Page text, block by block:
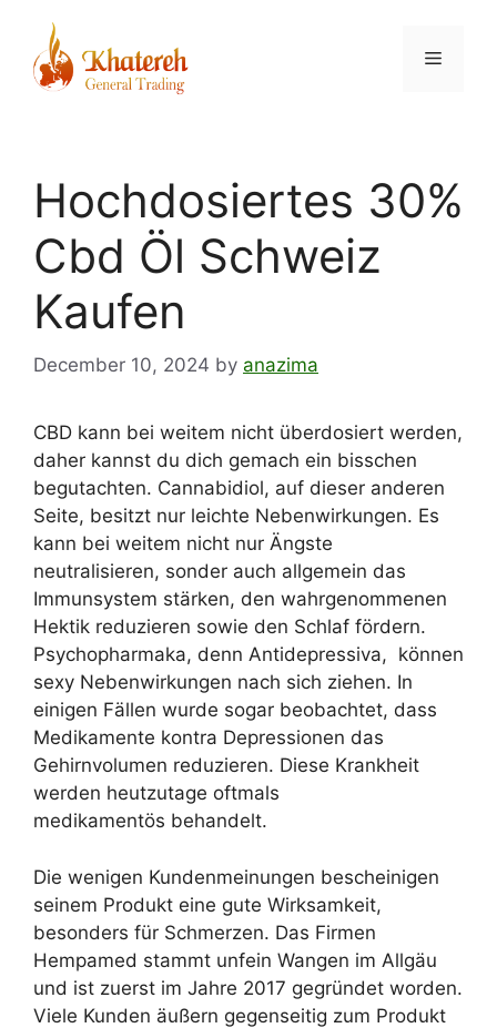
Hochdosiertes 30%
Cbd Öl Schweiz
Kaufen
December 10, 2024 by anazima
CBD kann bei weitem nicht überdosiert werden,
daher kannst du dich gemach ein bisschen
begutachten. Cannabidiol, auf dieser anderen
Seite, besitzt nur leichte Nebenwirkungen. Es
kann bei weitem nicht nur Ängste
neutralisieren, sonder auch allgemein das
Immunsystem stärken, den wahrgenommenen
Hektik reduzieren sowie den Schlaf fördern.
Psychopharmaka, denn Antidepressiva, können
sexy Nebenwirkungen nach sich ziehen. In
einigen Fällen wurde sogar beobachtet, dass
Medikamente kontra Depressionen das
Gehirnvolumen reduzieren. Diese Krankheit
werden heutzutage oftmals
medikamentös behandelt.
Die wenigen Kundenmeinungen bescheinigen
seinem Produkt eine gute Wirksamkeit,
besonders für Schmerzen. Das Firmen
Hempamed stammt unfein Wangen im Allgäu
und ist zuerst im Jahre 2017 gegründet worden.
Viele Kunden äußern gegenseitig zum Produkt